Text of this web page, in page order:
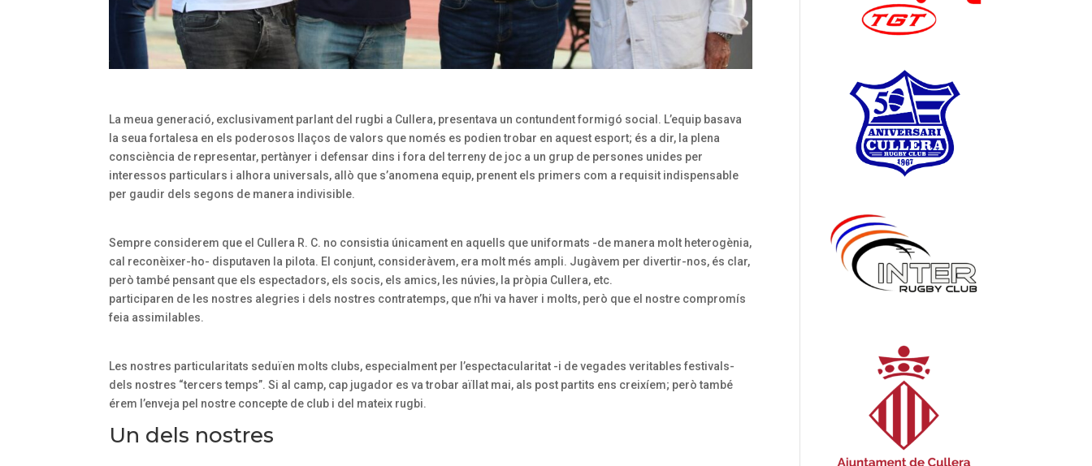
La meua generació, exclusivament parlant del rugbi a Cullera, presentava un contundent formigó social. L’equip basava
la seua fortalesa en els poderosos llaços de valors que només es podien trobar en aquest esport; és a dir, la plena
consciència de representar, pertànyer i defensar dins i fora del terreny de joc a un grup de persones unides per
interessos particulars i alhora universals, allò que s’anomena equip, prenent els primers com a requisit indispensable
per gaudir dels segons de manera indivisible.
Sempre considerem que el Cullera R. C. no consistia únicament en aquells que uniformats -de manera molt heterogènia,
cal reconèixer-ho- disputaven la pilota. El conjunt, consideràvem, era molt més ampli. Jugàvem per divertir-nos, és clar,
però també pensant que els espectadors, els socis, els amics, les núvies, la pròpia Cullera, etc.
participaren de les nostres alegries i dels nostres contratemps, que n’hi va haver i molts, però que el nostre compromís
feia assimilables.
Les nostres particularitats seduïen molts clubs, especialment per l’espectacularitat -i de vegades veritables festivals-
dels nostres “tercers temps”. Si al camp, cap jugador es va trobar aïllat mai, als post partits ens creixíem; però també
érem l’enveja pel nostre concepte de club i del mateix rugbi.
Un dels nostres